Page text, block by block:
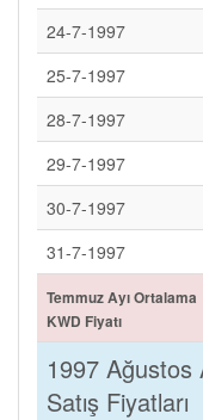
24-7-1997
25-7-1997
28-7-1997
29-7-1997
30-7-1997
31-7-1997
Temmuz Ayı Ortalama
KWD Fiyatı
1997 Ağustos
Satış Fiyatları